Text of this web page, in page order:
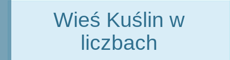
Wieś Kuślin w
liczbach